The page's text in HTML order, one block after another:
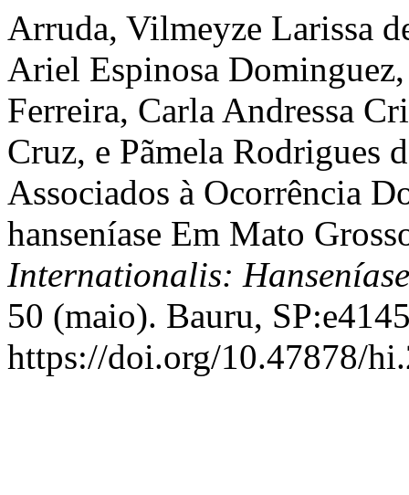
Arruda, Vilmeyze Larissa
Ariel Espinosa
Ferreira, Carla Andressa
Cruz, e Pãmela Rodrigues
Associados à Ocorrência
hanseníase Em Mato
Internationalis:
50 (maio). Bauru,
https://doi.org/10.47878/